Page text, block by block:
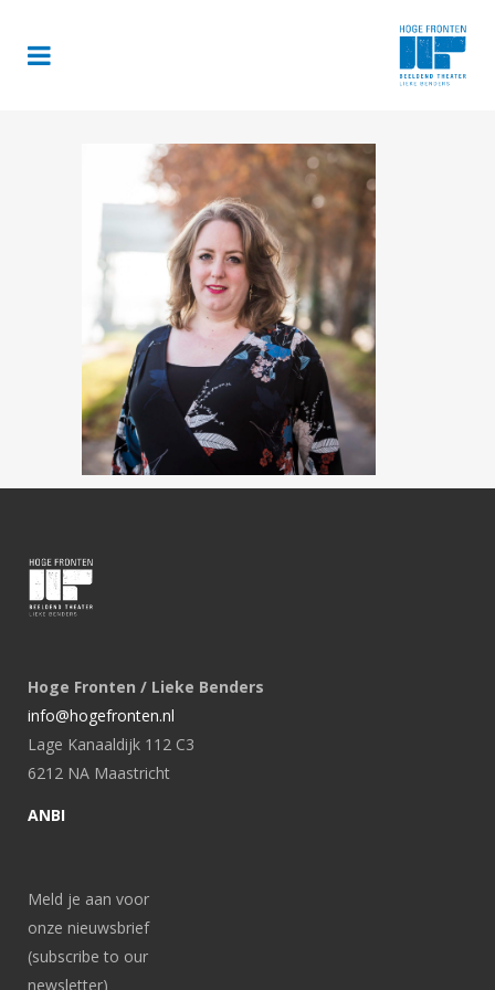
Hoge Fronten / Lieke Benders
info@hogefronten.nl
Lage Kanaaldijk 112 C3
6212 NA Maastricht
ANBI
Meld je aan voor
onze nieuwsbrief
(subscribe to our
newsletter)